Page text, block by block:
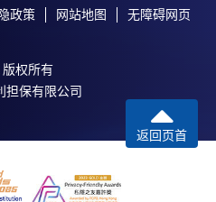
政策 网站地图 无障碍网页
权所有
担保有限公司
返回页首